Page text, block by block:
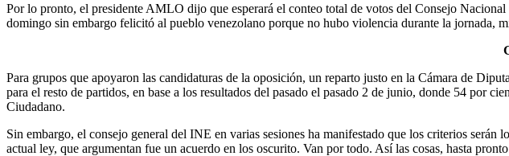
Por lo pronto, el presidente AMLO dijo que esperará el conteo total de votos del Consejo
domingo sin embargo felicitó al pueblo venezolano porque no hubo violencia durante la jornada,
Para grupos que apoyaron las candidaturas de la oposición, un reparto justo en la Cámara de
para el resto de partidos, en base a los resultados del pasado el pasado 2 de junio, donde 54
Ciudadano.
Sin embargo, el consejo general del INE en varias sesiones ha manifestado que los criterios
actual ley, que argumentan fue un acuerdo en los oscurito. Van por todo. Así las cosas, hasta